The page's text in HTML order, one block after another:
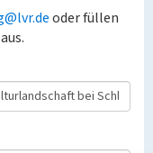
oder füllen